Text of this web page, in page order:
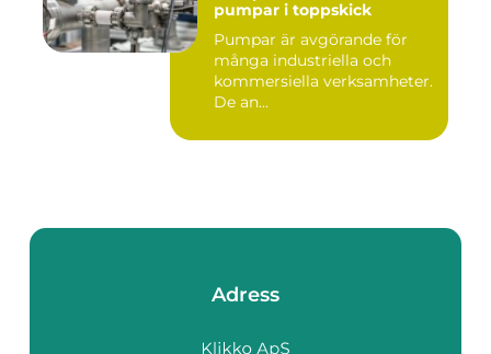
pumpar i toppskick
Pumpar är avgörande för
många industriella och
kommersiella verksamheter.
De an...
Adress